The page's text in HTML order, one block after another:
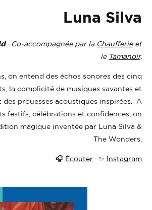
Luna Silva
· Co-accompagnée par la Chaufferie et
le Tamanoir.
on entend des échos sonores des cinq
la complicité de musiques savantes et
des prouesses acoustiques inspirées. A
festifs, célébrations et confidences, on
magique inventée par Luna Silva &
The Wonders.
🎧 Écouter · ✨ Instagram